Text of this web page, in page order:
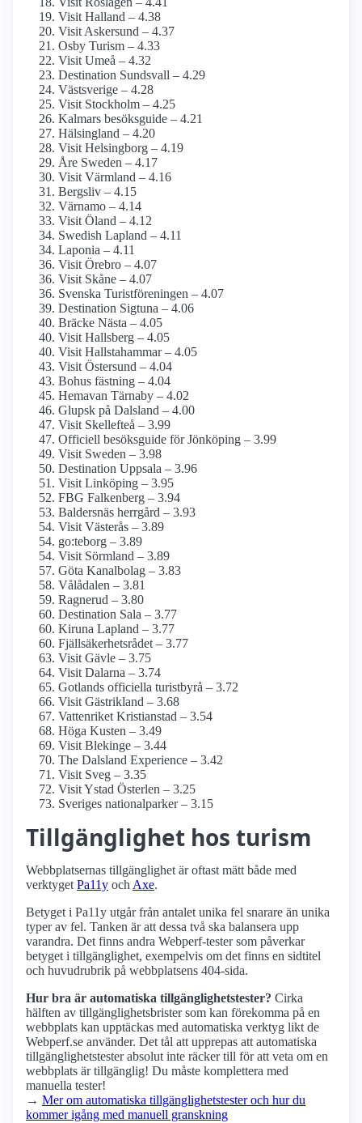
Visit Halland – 4.38
Visit Askersund – 4.37
Osby Turism – 4.33
Visit Umeå – 4.32
Destination Sundsvall – 4.29
Västsverige – 4.28
Visit Stockholm – 4.25
Kalmars besöksguide – 4.21
Hälsingland – 4.20
Visit Helsingborg – 4.19
Åre Sweden – 4.17
Visit Värmland – 4.16
Bergsliv – 4.15
Värnamo – 4.14
Visit Öland – 4.12
Swedish Lapland – 4.11
Laponia – 4.11
Visit Örebro – 4.07
Visit Skåne – 4.07
Svenska Turistföreningen – 4.07
Destination Sigtuna – 4.06
Bräcke Nästa – 4.05
Visit Hallsberg – 4.05
Visit Hallstahammar – 4.05
Visit Östersund – 4.04
Bohus fästning – 4.04
Hemavan Tärnaby – 4.02
Glupsk på Dalsland – 4.00
Visit Skellefteå – 3.99
Officiell besöksguide för Jönköping – 3.99
Visit Sweden – 3.98
Destination Uppsala – 3.96
Visit Linköping – 3.95
FBG Falkenberg – 3.94
Baldersnäs herrgård – 3.93
Visit Västerås – 3.89
go:teborg – 3.89
Visit Sörmland – 3.89
Göta Kanalbolag – 3.83
Vålådalen – 3.81
Ragnerud – 3.80
Destination Sala – 3.77
Kiruna Lapland – 3.77
Fjällsäkerhetsrådet – 3.77
Visit Gävle – 3.75
Visit Dalarna – 3.74
Gotlands officiella turistbyrå – 3.72
Visit Gästrikland – 3.68
Vattenriket Kristianstad – 3.54
Höga Kusten – 3.49
Visit Blekinge – 3.44
The Dalsland Experience – 3.42
Visit Sveg – 3.35
Visit Ystad Österlen – 3.25
Sveriges nationalparker – 3.15
Tillgänglighet hos turism
Webbplatsernas tillgänglighet är oftast mätt både med
verktyget Pa11y och Axe.
Betyget i Pa11y utgår från antalet unika fel snarare än unika
typer av fel. Tanken är att dessa två ska balansera upp
varandra. Det finns andra Webperf-tester som påverkar
betyget i tillgänglighet, exempelvis om det finns en sidtitel
och huvudrubrik på webbplatsens 404-sida.
Hur bra är automatiska tillgänglighets­tester? Cirka
hälften av tillgänglighets­brister som kan förekomma på en
webbplats kan upptäckas med automatiska verktyg likt de
Webperf.se använder. Det tål att upprepas att automatiska
tillgänglighets­tester absolut inte räcker till för att veta om en
webbplats är tillgänglig! Du måste komplettera med
manuella tester!
→ Mer om automatiska tillgänglighets­tester och hur du
kommer igång med manuell granskning